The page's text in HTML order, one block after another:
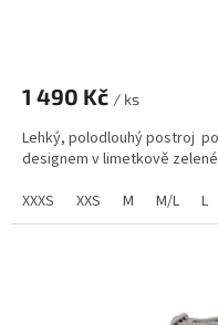
1 490 Kč / ks
Lehký, polodlouhý postroj
designem v limetkově
XXXS
XXS M M/L L